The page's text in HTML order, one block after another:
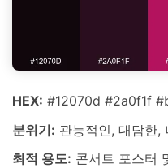
HEX: #12070d #2a0f1f
분위기: 관능적인, 대담한,
최적 용도: 콘서트 포스터